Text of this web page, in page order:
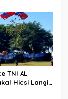
Berkobar di
TNI AL
Hiasi Langit